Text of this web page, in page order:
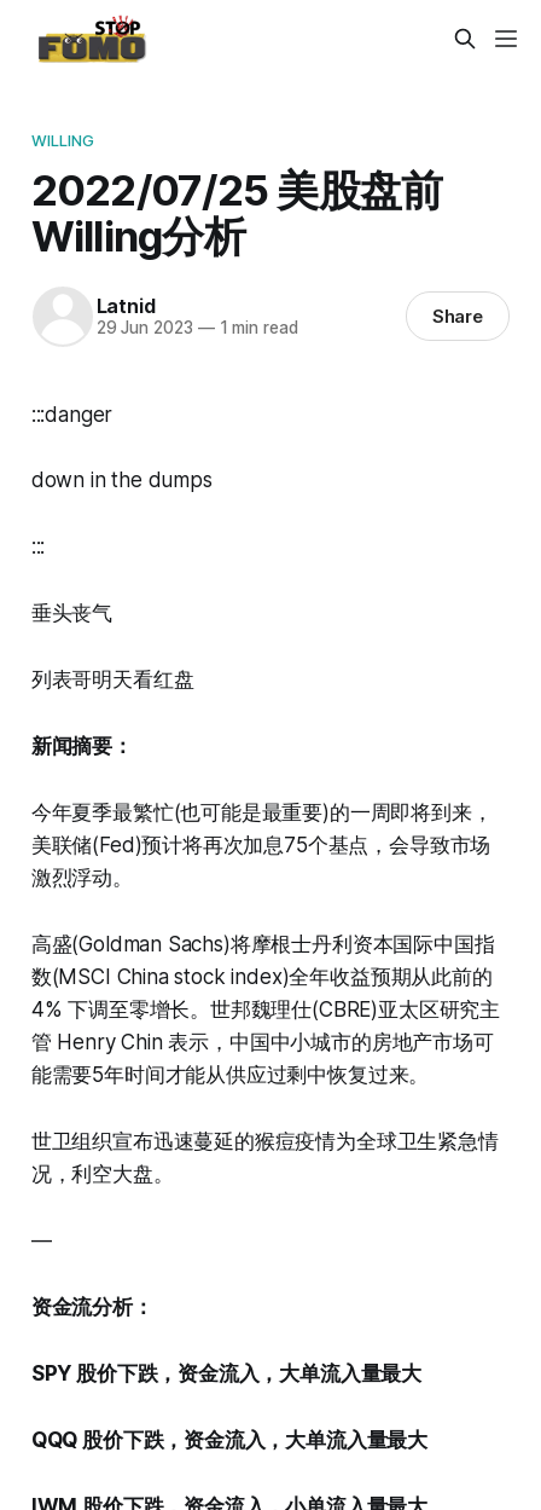
WILLING
2022/07/25 美股盘前
Willing分析
Latnid
29 Jun 2023 —1 min read Share
:::danger
down in the dumps
:::
垂头丧气
列表哥明天看红盘
新闻摘要：
今年夏季最繁忙(也可能是最重要)的一周即将到来，
美联储(Fed)预计将再次加息75个基点，会导致市场
激烈浮动。
高盛(Goldman Sachs)将摩根士丹利资本国际中国指
数(MSCI China stock index)全年收益预期从此前的
4% 下调至零增长。世邦魏理仕(CBRE)亚太区研究主
管 Henry Chin 表示，中国中小城市的房地产市场可
能需要5年时间才能从供应过剩中恢复过来。
世卫组织宣布迅速蔓延的猴痘疫情为全球卫生紧急情
况，利空大盘。
—
资金流分析：
SPY 股价下跌，资金流入，大单流入量最大
QQQ 股价下跌，资金流入，大单流入量最大